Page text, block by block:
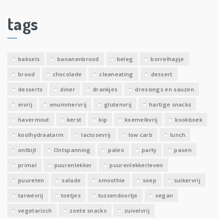
e
v
tags
baksels bananenbrood beleg borrelhapje
brood chocolade cleaneating dessert
desserts diner drankjes dressings en sauzen
eivrij enummervrij glutenvrij hartige snacks
havermout kerst kip koemelkvrij kookboek
koolhydraatarm lactosevrij low carb lunch
ontbijt Ontspanning paleo party pasen
primal puurenlekker puurenlekkerleven
puureten salade smoothie soep suikervrij
tarwevrij toetjes tussendoortje vegan
vegetarisch zoete snacks zuivelvrij